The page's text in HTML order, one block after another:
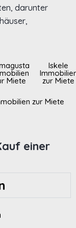
darunter
Miete
Iskele
zur Miete
zur Miete
einer